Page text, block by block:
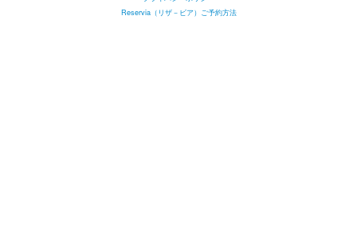
Reservia（リザ－ビア）ご予約方法